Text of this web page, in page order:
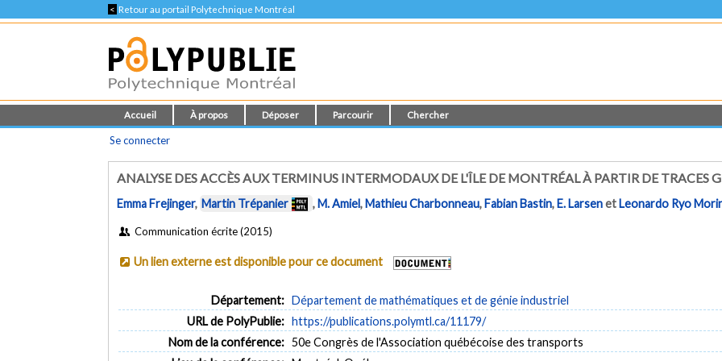
< Retour au portail Polytechnique Montréal
Accueil À propos Déposer Parcourir Chercher
Se connecter
ANALYSE DES ACCÈS AUX TERMINUS INTERMODAUX DE L'ÎLE DE MONTRÉAL À PARTIR DE TRACES
Emma Frejinger, Martin Trépanier ,M. Amiel,Mathieu Charbonneau,Fabian Bastin,E. LarsenetLeonardo Ryo
Communication écrite (2015)
Un lien externe est disponible pour ce document
Département: Département de mathématiques et de génie industriel
URL de PolyPublie: https://publications.polymtl.ca/11179/
Nom de la conférence: 50e Congrès de l'Association québécoise des transports